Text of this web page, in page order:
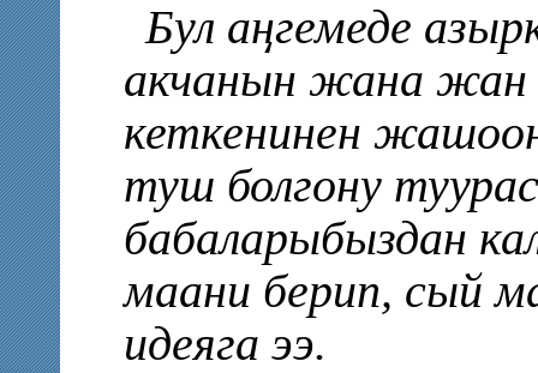
Бул аңгемеде
акчанын жана жан
кеткенинен
туш болгону
бабаларыбыздан
маани берип, сый
идеяга ээ.